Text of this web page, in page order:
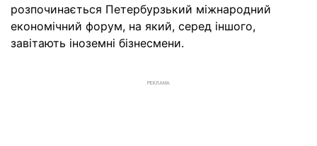
розпочинається Петербурзький міжнародний
економічний форум, на який, серед іншого,
завітають іноземні бізнесмени.
РЕКЛАМА